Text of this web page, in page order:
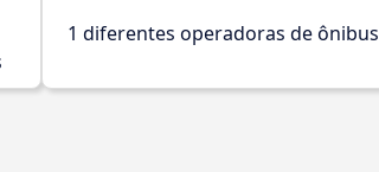
1 diferentes operadoras de ônibus